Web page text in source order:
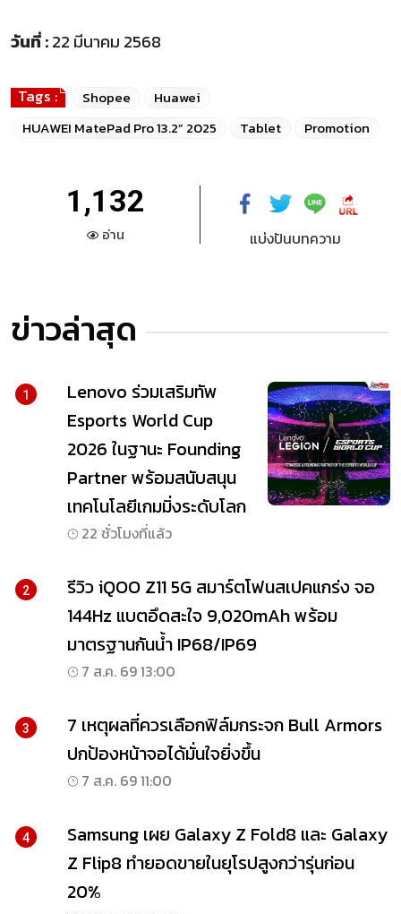
วันที่ :22 มีนาคม 2568
Tags : Shopee
Huawei
HUAWEI MatePad Pro 13.2” 2025
Tablet Promotion
1,132
อ่าน แบ่งปันบทความ
ข่าวล่าสุด
1
Lenovo ร่วมเสริมทัพ
Esports World Cup
2026 ในฐานะ Founding
Partner พร้อมสนับสนุน
เทคโนโลยีเกมมิ่งระดับโลก
22 ชั่วโมงที่แล้ว
2
รีวิว iQOO Z11 5G สมาร์ตโฟนสเปคแกร่ง จอ
144Hz แบตอึดสะใจ 9,020mAh พร้อม
มาตรฐานกันน้ำ IP68/IP69
7 ส.ค. 69 13:00
3
7 เหตุผลที่ควรเลือกฟิล์มกระจก Bull Armors
ปกป้องหน้าจอได้มั่นใจยิ่งขึ้น
7 ส.ค. 69 11:00
4
Samsung เผย Galaxy Z Fold8 และ Galaxy
Z Flip8 ทำยอดขายในยุโรปสูงกว่ารุ่นก่อน
20%